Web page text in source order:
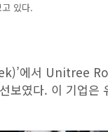
있다.
에서 Unitree
보였다. 이 기업